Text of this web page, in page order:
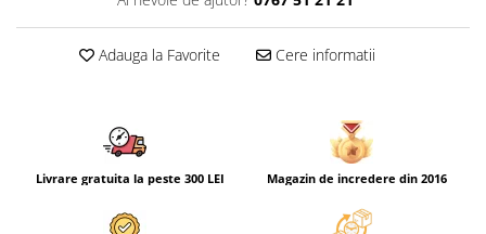
Adauga la Favorite Cere informatii
Livrare gratuita la peste 300 LEI Magazin de incredere din 2016